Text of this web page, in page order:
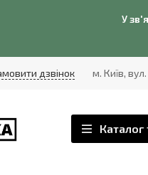
У
дзвінок м. Київ,
Каталог